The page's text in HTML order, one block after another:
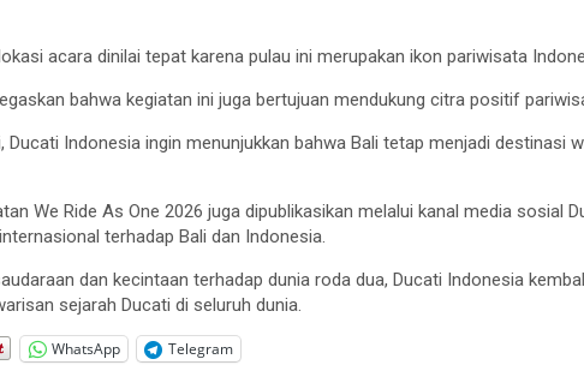
acara dinilai tepat karena pulau ini merupakan ikon pariwisata
bahwa kegiatan ini juga bertujuan mendukung citra positif
Ducati Indonesia ingin menunjukkan bahwa Bali tetap menjadi destinasi
We Ride As One 2026 juga dipublikasikan melalui kanal media
terhadap Bali dan Indonesia.
dan kecintaan terhadap dunia roda dua, Ducati Indonesia
sejarah Ducati di seluruh dunia.
WhatsApp Telegram